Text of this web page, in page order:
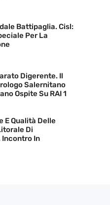
Battipaglia. Cisl:
Per La
Digerente. Il
Salernitano
Ospite Su RAI 1
E Qualità Delle
Di
In